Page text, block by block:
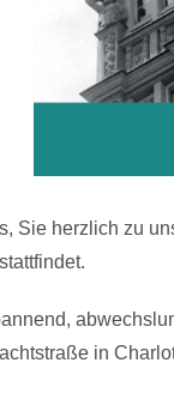
Sie herzlich zu
in